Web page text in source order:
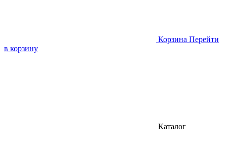
Корзина Перейти
в корзину
Каталог